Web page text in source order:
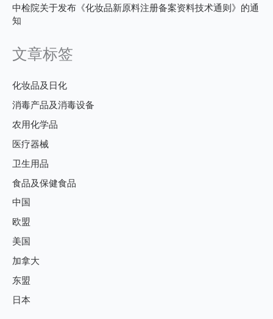
中检院关于发布《化妆品新原料注册备案资料技术通则》的通
知
文章标签
化妆品及日化
消毒产品及消毒设备
农用化学品
医疗器械
卫生用品
食品及保健食品
中国
欧盟
美国
加拿大
东盟
日本